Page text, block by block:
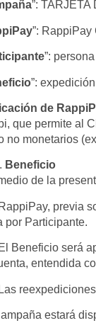
”:
”:
”:
”:
de
que permite al
no monetarios
Beneficio
de la
RappiPay, previa
por Participante.
El Beneficio será
entendida
Las
estará